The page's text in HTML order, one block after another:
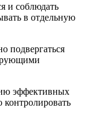
и соблюдать
в отдельную
подвергаться
эффективных